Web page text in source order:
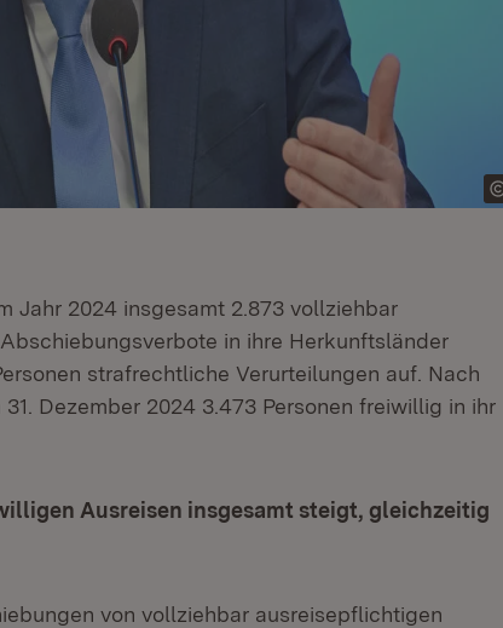
Jahr 2024 insgesamt 2.873 vollziehbar
in ihre Herkunftsländer
strafrechtliche Verurteilungen auf. Nach
Dezember 2024 3.473 Personen freiwillig in ihr
Ausreisen insgesamt steigt, gleichzeitig
von vollziehbar ausreisepflichtigen